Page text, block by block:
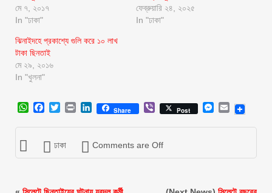
মে ৭, ২০১৭
In "ঢাকা"
ফেব্রুয়ারি ২৪, ২০২৫
In "ঢাকা"
ঝিনাইদহে প্রকাশ্যে গুলি করে ১০ লাখ
টাকা ছিনতাই
মে ২৯, ২০১৬
In "খুলনা"
WhatsApp
Facebook
Twitter
Print LinkedIn
Share ViberPost Messenger
Email
ঢাকা Comments are Off